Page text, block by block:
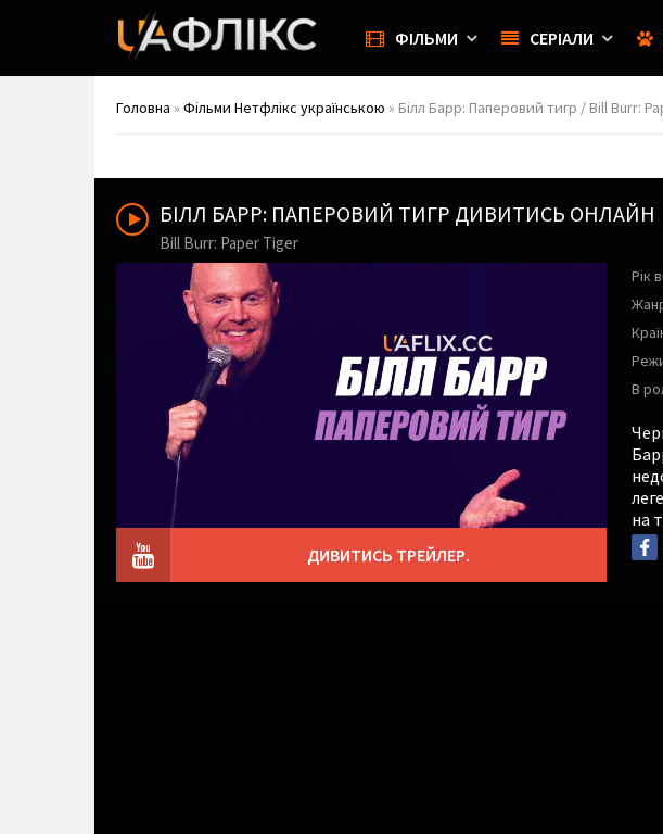
ФІЛЬМИ СЕРІАЛИ
Головна » Фільми Нетфлікс українською » Білл Барр: Паперовий тигр / Bill Burr:
БІЛЛ БАРР: ПАПЕРОВИЙ ТИГР ДИВИТИСЬ ОНЛАЙН
Bill Burr: Paper Tiger
Рік
В
на
ДИВИТИСЬ ТРЕЙЛЕР.